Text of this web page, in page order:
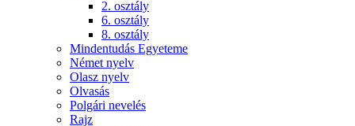
2. osztály
6. osztály
8. osztály
Mindentudás Egyeteme
Német nyelv
Olasz nyelv
Olvasás
Polgári nevelés
Rajz